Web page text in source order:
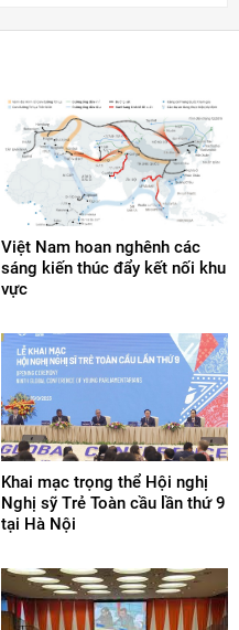
Việt Nam hoan nghênh các
sáng kiến thúc đẩy kết nối khu
vực
Khai mạc trọng thể Hội nghị
Nghị sỹ Trẻ Toàn cầu lần thứ 9
tại Hà Nội